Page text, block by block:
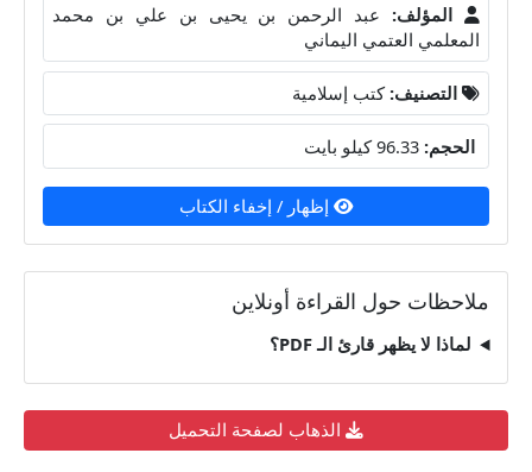
المؤلف: عبد الرحمن بن يحيى بن علي بن محمد
المعلمي العتمي اليماني
التصنيف: كتب إسلامية
الحجم:
إظهار / إخفاء الكتاب
ملاحظات حول القراءة أونلاين
لماذا لا يظهر قارئ الـ PDF؟
الذهاب لصفحة التحميل